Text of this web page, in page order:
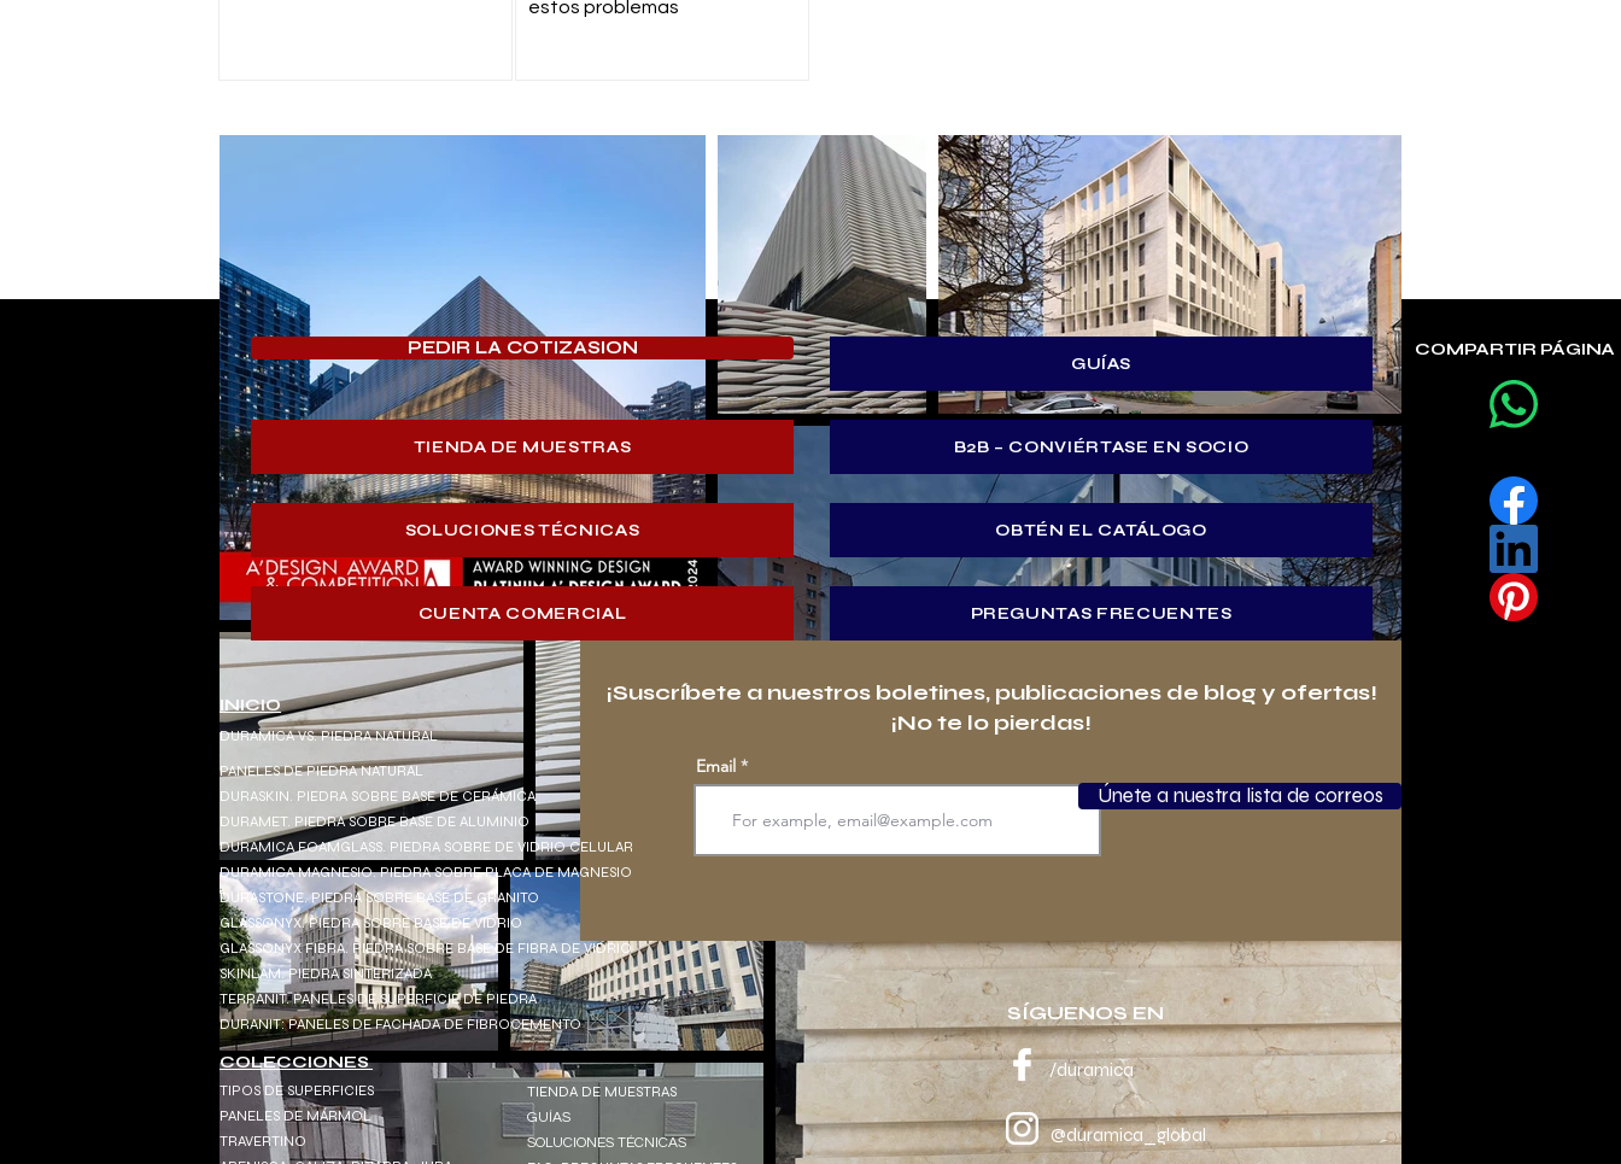
estos problemas
PEDIR LA COTIZASION
TIENDA DE MUESTRAS
SOLUCIONES TÉCNICAS
CUENTA COMERCIAL
GUÍAS
PREGUNTAS FRECUENTES
OBTÉN EL CATÁLOGO
B2B – CONVIÉRTASE EN SOCIO
COMPARTIR PÁGINA
¡Suscríbete a nuestros boletines, publicaciones de blog y ofertas!
¡No te lo pierdas!
Email
Únete a nuestra lista de correos
INICIO
DURAMICA VS. PIEDRA NATURAL
PANELES DE PIEDRA NATURAL
DURASKIN. PIEDRA SOBRE BASE DE CERÁMICA
DURAMET. PIEDRA SOBRE BASE DE ALUMINIO
DURAMICA FOAMGLASS. PIEDRA SOBRE DE VIDRIO CELULAR
DURAMICA MAGNESIO. PIEDRA SOBRE PLACA DE MAGNESIO
DURASTONE. PIEDRA SOBRE BASE DE GRANITO
GLASSONYX. PIEDRA SOBRE BASE DE VIDRIO
GLASSONYX FIBRA. PIEDRA SOBRE BASE DE FIBRA DE VIDRIO
SKINLAM. PIEDRA SINTERIZADA
TERRANIT. PANELES DE SUPERFICIE DE PIEDRA
DURANIT: PANELES DE FACHADA DE FIBROCEMENTO
COLECCIONES
TIPOS DE SUPERFICIES
PANELES DE MÁRMOL
TRAVERTINO
TIENDA DE MUESTRAS
GUÍAS
SOLUCIONES TÉCNICAS
SÍGUENOS EN
/duramica
@duramica_global